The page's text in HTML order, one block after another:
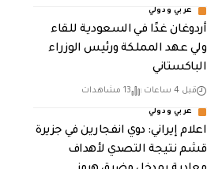
عربي ودولي
أردوغان غدًا في السعودية للقاء
ولي عهد المملكة ورئيس الوزراء
الباكستاني
قبل 4 ساعات 13 مشاهدات
عربي ودولي
اعلام إيراني: دوي انفجارين في جزيرة
قشم نتيجة التصدي لأهداف